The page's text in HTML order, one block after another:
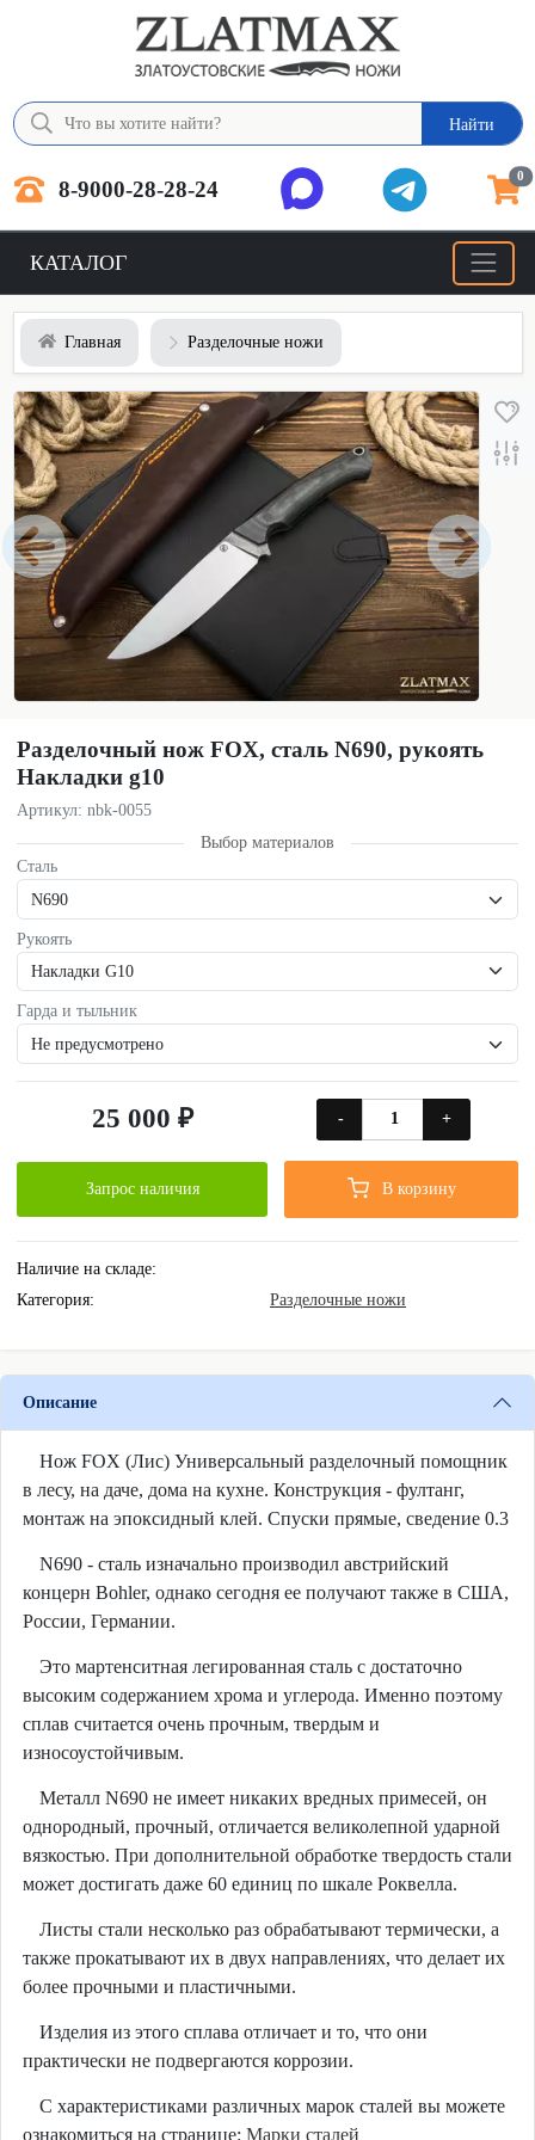
Найти
8-9000-28-28-24 0
КАТАЛОГ
Главная Разделочные ножи
Разделочный нож FOX, сталь N690, рукоять
Накладки g10
Артикул: nbk-0055
Выбор материалов
Сталь
Рукоять
Гарда и тыльник
25 000 ₽ - +
Запрос наличия В корзину
Наличие на складе:
Категория:
Разделочные ножи
Описание
Нож FOX (Лис) Универсальный разделочный помощник
в лесу, на даче, дома на кухне. Конструкция - фултанг,
монтаж на эпоксидный клей. Спуски прямые, сведение 0.3
N690 - сталь изначально производил австрийский
концерн Bohler, однако сегодня ее получают также в США,
России, Германии.
Это мартенситная легированная сталь с достаточно
высоким содержанием хрома и углерода. Именно поэтому
сплав считается очень прочным, твердым и
износоустойчивым.
Металл N690 не имеет никаких вредных примесей, он
однородный, прочный, отличается великолепной ударной
вязкостью. При дополнительной обработке твердость стали
может достигать даже 60 единиц по шкале Роквелла.
Листы стали несколько раз обрабатывают термически, а
также прокатывают их в двух направлениях, что делает их
более прочными и пластичными.
Изделия из этого сплава отличает и то, что они
практически не подвергаются коррозии.
С характеристиками различных марок сталей вы можете
ознакомиться на странице: Марки сталей